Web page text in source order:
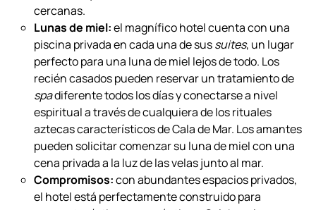
cantidad de actividades antes y después de las
nupcias, incluidos tratamientos de curación azteca,
excursiones culinarias dirigidas por chefs y clases
de cocina, y visitas a las reservas naturales
cercanas.
Lunas de miel:el magnífico hotel cuenta con una
piscina privada en cada una de sussuites, un lugar
perfecto para una luna de miel lejos de todo. Los
recién casados pueden reservar un tratamiento de
spadiferente todos los días y conectarse a nivel
espiritual a través de cualquiera de los rituales
aztecas característicos de Cala de Mar. Los amantes